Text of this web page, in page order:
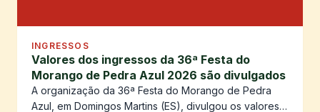
INGRESSOS
Valores dos ingressos da 36ª Festa do
Morango de Pedra Azul 2026 são divulgados
A organização da 36ª Festa do Morango de Pedra
Azul, em Domingos Martins (ES), divulgou os valores